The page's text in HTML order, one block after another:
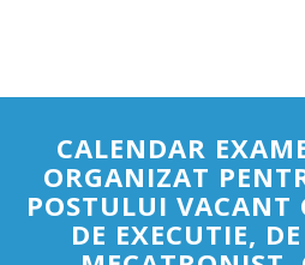
CALENDAR
ORGANIZAT
POSTULUI VACANT
DE EXECUTIE,